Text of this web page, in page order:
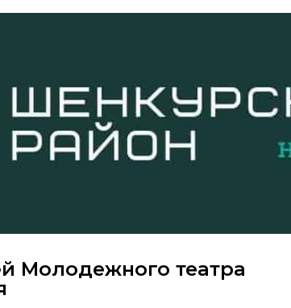
Молодежного театра